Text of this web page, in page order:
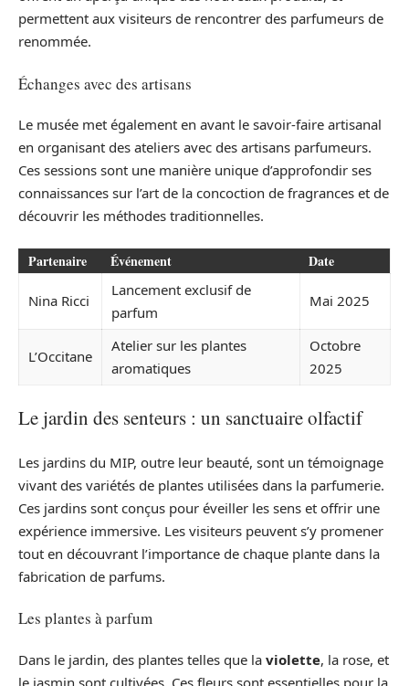
permettent aux visiteurs de rencontrer des parfumeurs de
renommée.
Échanges avec des artisans
Le musée met également en avant le savoir-faire artisanal
en organisant des ateliers avec des artisans parfumeurs.
Ces sessions sont une manière unique d’approfondir ses
connaissances sur l’art de la concoction de fragrances et de
découvrir les méthodes traditionnelles.
Partenaire Événement Date
Nina Ricci
Lancement exclusif de
parfum
Mai 2025
L’Occitane
Atelier sur les plantes
aromatiques
Octobre
2025
Le jardin des senteurs : un sanctuaire olfactif
Les jardins du MIP, outre leur beauté, sont un témoignage
vivant des variétés de plantes utilisées dans la parfumerie.
Ces jardins sont conçus pour éveiller les sens et offrir une
expérience immersive. Les visiteurs peuvent s’y promener
tout en découvrant l’importance de chaque plante dans la
fabrication de parfums.
Les plantes à parfum
Dans le jardin, des plantes telles que la violette, la rose, et
le jasmin sont cultivées. Ces fleurs sont essentielles pour la